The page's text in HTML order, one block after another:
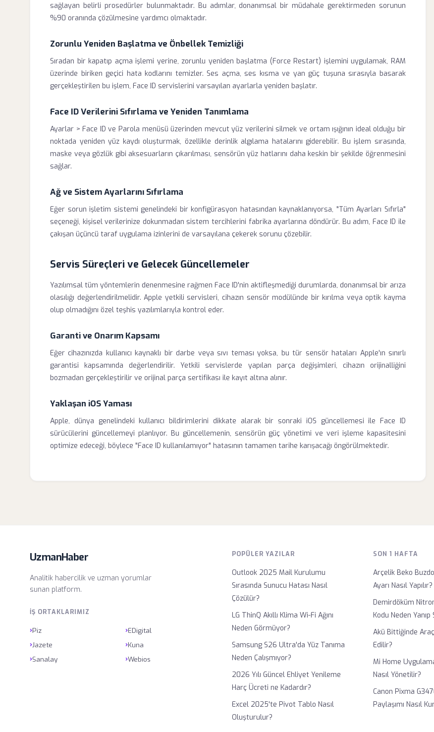
sağlayan belirli prosedürler bulunmaktadır. Bu adımlar, donanımsal bir müdahale gerektirmeden sorunun
%90 oranında çözülmesine yardımcı olmaktadır.
Zorunlu Yeniden Başlatma ve Önbellek Temizliği
Sıradan bir kapatıp açma işlemi yerine, zorunlu yeniden başlatma (Force Restart) işlemini uygulamak, RAM
üzerinde biriken geçici hata kodlarını temizler. Ses açma, ses kısma ve yan güç tuşuna sırasıyla basarak
gerçekleştirilen bu işlem, Face ID servislerini varsayılan ayarlarla yeniden başlatır.
Face ID Verilerini Sıfırlama ve Yeniden Tanımlama
Ayarlar > Face ID ve Parola menüsü üzerinden mevcut yüz verilerini silmek ve ortam ışığının ideal olduğu bir
noktada yeniden yüz kaydı oluşturmak, özellikle derinlik algılama hatalarını giderebilir. Bu işlem sırasında,
maske veya gözlük gibi aksesuarların çıkarılması, sensörün yüz hatlarını daha keskin bir şekilde öğrenmesini
sağlar.
Ağ ve Sistem Ayarlarını Sıfırlama
Eğer sorun işletim sistemi genelindeki bir konfigürasyon hatasından kaynaklanıyorsa, "Tüm Ayarları Sıfırla"
seçeneği, kişisel verilerinize dokunmadan sistem tercihlerini fabrika ayarlarına döndürür. Bu adım, Face ID ile
çakışan üçüncü taraf uygulama izinlerini de varsayılana çekerek sorunu çözebilir.
Servis Süreçleri ve Gelecek Güncellemeler
Yazılımsal tüm yöntemlerin denenmesine rağmen Face ID'nin aktifleşmediği durumlarda, donanımsal bir arıza
olasılığı değerlendirilmelidir. Apple yetkili servisleri, cihazın sensör modülünde bir kırılma veya optik kayma
olup olmadığını özel teşhis yazılımlarıyla kontrol eder.
Garanti ve Onarım Kapsamı
Eğer cihazınızda kullanıcı kaynaklı bir darbe veya sıvı teması yoksa, bu tür sensör hataları Apple'ın sınırlı
garantisi kapsamında değerlendirilir. Yetkili servislerde yapılan parça değişimleri, cihazın orijinalliğini
bozmadan gerçekleştirilir ve orijinal parça sertifikası ile kayıt altına alınır.
Yaklaşan iOS Yaması
Apple, dünya genelindeki kullanıcı bildirimlerini dikkate alarak bir sonraki iOS güncellemesi ile Face ID
sürücülerini güncellemeyi planlıyor. Bu güncellemenin, sensörün güç yönetimi ve veri işleme kapasitesini
optimize edeceği, böylece "Face ID kullanılamıyor" hatasının tamamen tarihe karışacağı öngörülmektedir.
UzmanHaber
Analitik habercilik ve uzman yorumlar
sunan platform.
İŞ ORTAKLARIMIZ
›Piz ›EDigital
›Jazete ›Kuna
›Sanalay ›Webios
POPÜLER YAZILAR
Outlook 2025 Mail Kurulumu
Sırasında Sunucu Hatası Nasıl
Çözülür?
LG ThinQ Akıllı Klima Wi-Fi Ağını
Neden Görmüyor?
Samsung S26 Ultra'da Yüz Tanıma
Neden Çalışmıyor?
2026 Yılı Güncel Ehliyet Yenileme
Harç Ücreti ne Kadardır?
Excel 2025'te Pivot Tablo Nasıl
Oluşturulur?
SON 1 HAFTA
Arçelik Beko
Ayarı Nasıl Yapılır?
Demirdöküm
Kodu Neden Yanıp
Akü Bittiğinde
Edilir?
Mi Home
Nasıl Yönetilir?
Canon Pixma
Paylaşımı Nasıl